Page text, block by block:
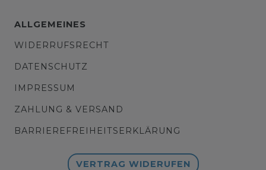
ALLGEMEINES
WIDERRUFSRECHT
DATENSCHUTZ
IMPRESSUM
ZAHLUNG & VERSAND
BARRIEREFREIHEITSERKLÄRUNG
VERTRAG WIDERUFEN